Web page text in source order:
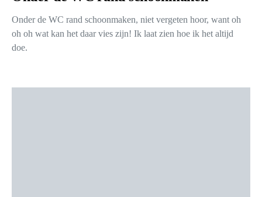
Onder de WC rand schoonmaken, niet vergeten hoor, want oh
oh oh wat kan het daar vies zijn! Ik laat zien hoe ik het altijd
doe.